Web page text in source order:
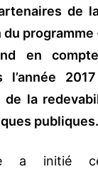
de
programme
en
l’année
de la
publiques.
a initié